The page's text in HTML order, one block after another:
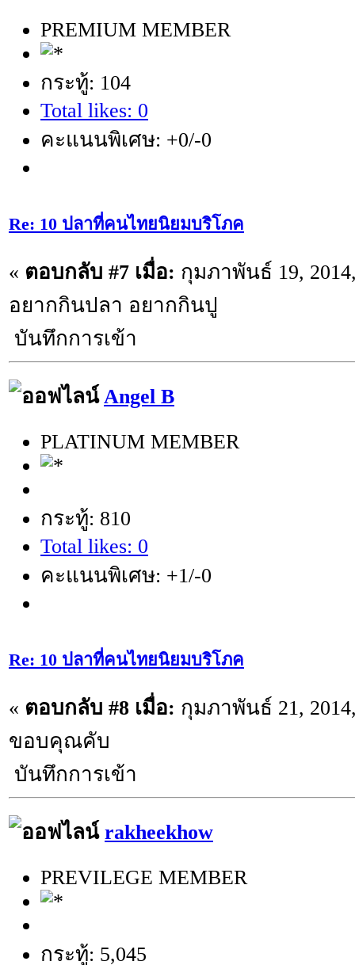
PREMIUM MEMBER
กระทู้: 104
Total likes: 0
คะแนนพิเศษ: +0/-0
Re: 10 ปลาที่คนไทยนิยมบริโภค
« ตอบกลับ #7 เมื่อ: กุมภาพันธ์ 19,
อยากกินปลา อยากกินปู
บันทึกการเข้า
Angel B
PLATINUM MEMBER
กระทู้: 810
Total likes: 0
คะแนนพิเศษ: +1/-0
Re: 10 ปลาที่คนไทยนิยมบริโภค
« ตอบกลับ #8 เมื่อ: กุมภาพันธ์ 21,
ขอบคุณคับ
บันทึกการเข้า
rakheekhow
PREVILEGE MEMBER
กระทู้: 5,045